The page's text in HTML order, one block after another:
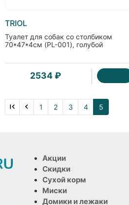
TRIOL
Туалет для собак со столбиком
70*47*4см (PL-001), голубой
2534 ₽
1 2 3 4 5
Акции
Скидки
Сухой корм
Миски
Домики и лежаки